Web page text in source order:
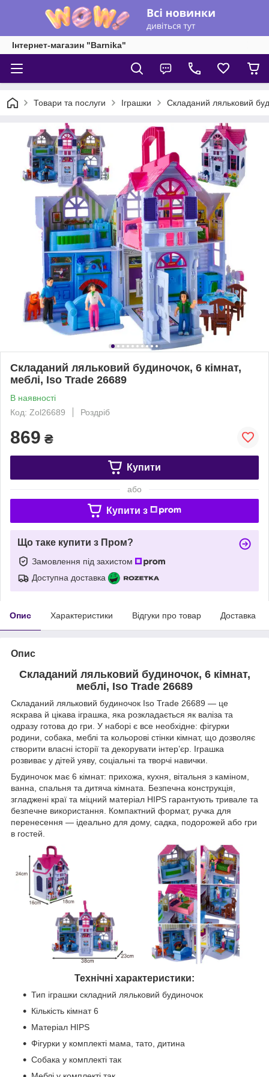
Інтернет-магазин "Barnika"
Товари та послуги Іграшки Складаний ляльковий
Складаний ляльковий будиночок, 6 кімнат,
меблі, Iso Trade 26689
В наявності
Код: Zol26689
Роздріб
869 ₴
Купити
або
Купити з
Що таке купити з Пром?
Замовлення під захистом
Доступна доставка
Опис Характеристики Відгуки про товар Доставка
Опис
Складаний ляльковий будиночок, 6 кімнат,
меблі, Iso Trade 26689
Складаний ляльковий будиночок Iso Trade 26689 — це
яскрава й цікава іграшка, яка розкладається як валіза та
одразу готова до гри. У наборі є все необхідне: фігурки
родини, собака, меблі та кольорові стінки кімнат, що дозволяє
створити власні історії та декорувати інтер’єр. Іграшка
розвиває у дітей уяву, соціальні та творчі навички.
Будиночок має 6 кімнат: прихожа, кухня, вітальня з каміном,
ванна, спальня та дитяча кімната. Безпечна конструкція,
згладжені краї та міцний матеріал HIPS гарантують тривале та
безпечне використання. Компактний формат, ручка для
перенесення — ідеально для дому, садка, подорожей або гри
в гостей.
Технічні характеристики:
Тип іграшки складний ляльковий будиночок
Кількість кімнат 6
Матеріал HIPS
Фігурки у комплекті мама, тато, дитина
Собака у комплекті так